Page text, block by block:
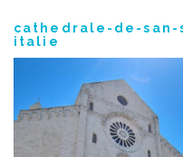
cathedrale-de-
italie